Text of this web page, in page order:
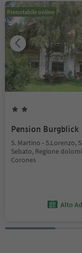
Prenotabile online
Pension Burgblick
S. Martino - S.Lorenzo,
Sebato, Regione
Corones
Alto